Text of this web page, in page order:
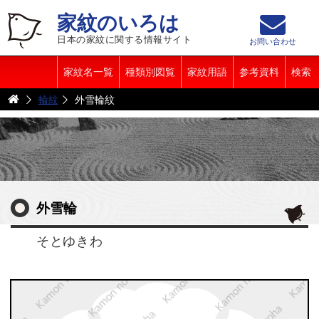
家紋のいろは
日本の家紋に関する情報サイト
家紋名一覧 種類別図覧 家紋用語 参考資料 検索
お問い合わせ
輪紋 外雪輪紋
外雪輪
そとゆきわ